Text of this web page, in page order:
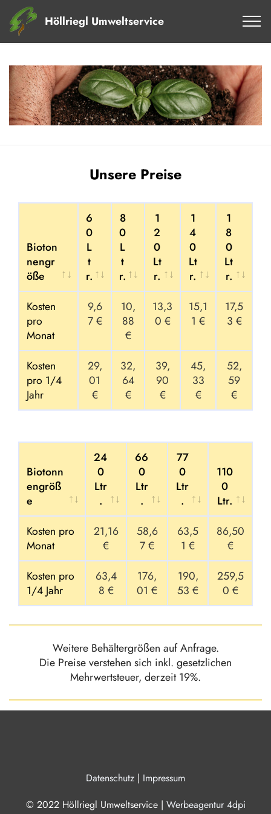
Höllriegl Umweltservice
Unsere Preise
Bioton
nengr
öße
6
0
L
t
r.
8
0
L
t
r.
1
2
0
Lt
r.
1
4
0
Lt
r.
1
8
0
Lt
r.
Bioton
nengr
öße
6
0
L
8
0
L
1
2
0
1
4
0
1
8
0
Kosten
pro
Monat
9,6
7 €
10,
88
€
13,3
0 €
15,1
1 €
17,5
3 €
Kosten
pro 1/4
Jahr
29,
01
€
32,
64
€
39,
90
€
45,
33
€
52,
59
€
Biotonn
engröß
e
24
0
Ltr
.
66
0
Ltr
.
77
0
Ltr
.
110
0
Ltr.
Biotonn
engröß
e
24
0
Ltr
66
0
Ltr
77
0
Ltr
110
0
Ltr.
Kosten pro
Monat
21,16
€
58,6
7 €
63,5
1 €
86,50
€
Kosten pro
1/4 Jahr
63,4
8 €
176,
01 €
190,
53 €
259,5
0 €
Weitere Behältergrößen auf Anfrage.
Die Preise verstehen sich inkl. gesetzlichen
Mehrwertsteuer, derzeit 19%.
Datenschutz | Impressum
© 2022 Höllriegl Umweltservice | Werbeagentur 4dpi